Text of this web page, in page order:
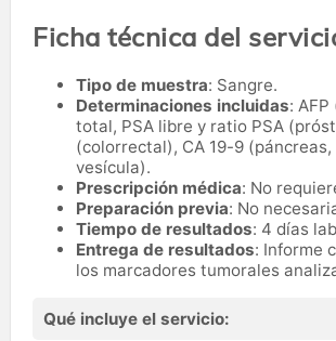
Ficha técnica del
Tipo de muestra: Sangre.
Determinaciones incluidas:
total, PSA libre y ratio PSA
(colorrectal), CA 19-9
vesícula).
Prescripción médica: No
Preparación previa: No
Tiempo de resultados: 4 días
Entrega de resultados: Informe
los marcadores tumorales
Qué incluye el servicio: